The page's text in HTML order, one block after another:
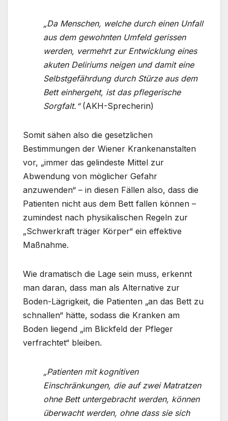
„Da Menschen, welche durch einen Unfall
aus dem gewohnten Umfeld gerissen
werden, vermehrt zur Entwicklung eines
akuten Deliriums neigen und damit eine
Selbstgefährdung durch Stürze aus dem
Bett einhergeht, ist das pflegerische
Sorgfalt.“(AKH-Sprecherin)
Somit sähen also die gesetzlichen
Bestimmungen der Wiener Krankenanstalten
vor, „immer das gelindeste Mittel zur
Abwendung von möglicher Gefahr
anzuwenden“ – in diesen Fällen also, dass die
Patienten nicht aus dem Bett fallen können –
zumindest nach physikalischen Regeln zur
„Schwerkraft träger Körper“ ein effektive
Maßnahme.
Wie dramatisch die Lage sein muss, erkennt
man daran, dass man als Alternative zur
Boden-Lägrigkeit, die Patienten „an das Bett zu
schnallen“ hätte, sodass die Kranken am
Boden liegend „im Blickfeld der Pfleger
verfrachtet“ bleiben.
„Patienten mit kognitiven
Einschränkungen, die auf zwei Matratzen
ohne Bett untergebracht werden, können
überwacht werden, ohne dass sie sich